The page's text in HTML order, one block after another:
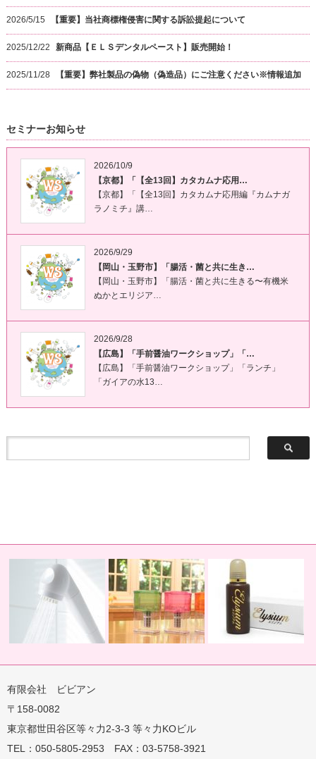
2026/5/15 【重要】当社商標権侵害に関する訴訟提起について
2025/12/22 新商品【ＥＬＳデンタルペースト】販売開始！
2025/11/28 【重要】弊社製品の偽物（偽造品）にご注意ください※情報追加
セミナーお知らせ
2026/10/9
【京都】「【全13回】カタカムナ応用…
【京都】「【全13回】カタカムナ応用編『カムナガ
ラノミチ』講…
2026/9/29
【岡山・玉野市】「腸活・菌と共に生き…
【岡山・玉野市】「腸活・菌と共に生きる〜有機米
ぬかとエリジア…
2026/9/28
【広島】「手前醤油ワークショップ」「…
【広島】「手前醤油ワークショップ」「ランチ」
「ガイアの水13…
用地球の恵みを シャワー
有限会社 ビビアン
〒158-0082
東京都世田谷区等々力2-3-3 等々力KOビル
TEL：050-5805-2953 FAX：03-5758-3921